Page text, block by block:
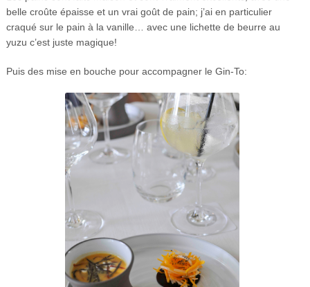
belle croûte épaisse et un vrai goût de pain; j’ai en particulier
craqué sur le pain à la vanille… avec une lichette de beurre au
yuzu c’est juste magique!
Puis des mise en bouche pour accompagner le Gin-To: